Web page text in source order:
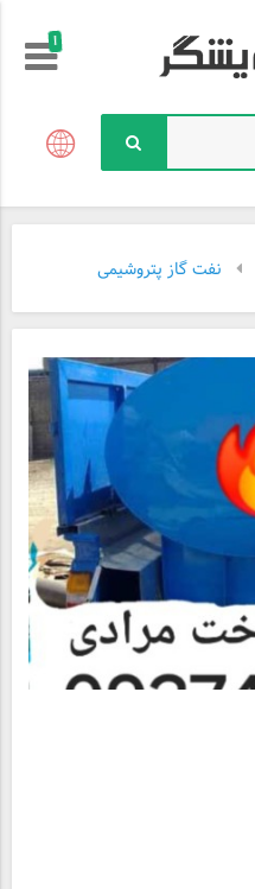
!
نفت گاز پتروشیمی